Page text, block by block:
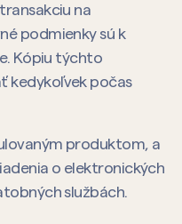
na
podmienky sú k
Kópiu týchto
kedykoľvek počas
produktom, a
o elektronických
službách.